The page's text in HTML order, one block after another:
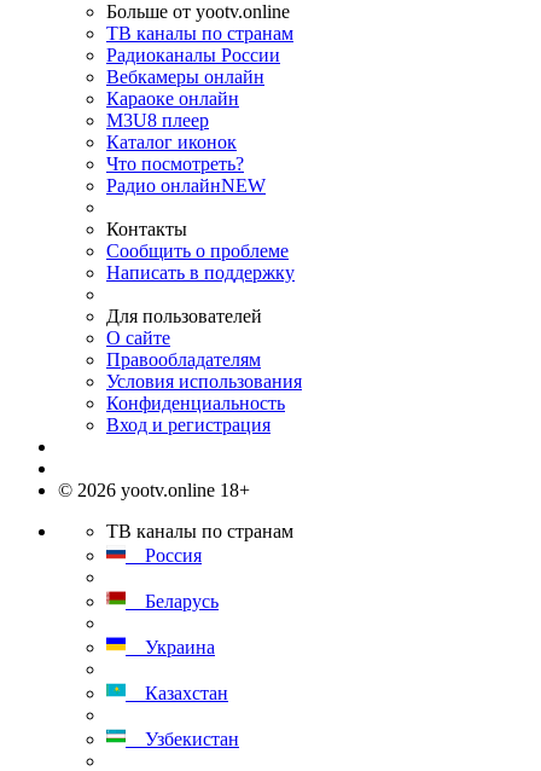
Больше от yootv.online
ТВ каналы по странам
Радиоканалы России
Вебкамеры онлайн
Караоке онлайн
M3U8 плеер
Каталог иконок
Что посмотреть?
Радио онлайнNEW
Контакты
Сообщить о проблеме
Написать в поддержку
Для пользователей
О сайте
Правообладателям
Условия использования
Конфиденциальность
Вход и регистрация
© 2026 yootv.online 18+
ТВ каналы по странам
Россия
Беларусь
Украина
Казахстан
Узбекистан